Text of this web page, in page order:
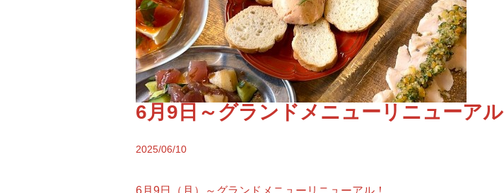
6月9日～グランドメニューリニューアル
2025/06/10
6月9日（月）～グランドメニューリニューアル！